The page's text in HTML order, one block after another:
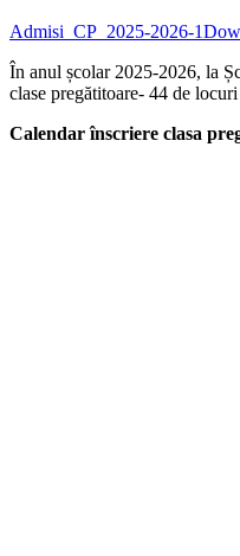
Admisi_CP_2025-2026-1
În anul școlar 2025-2026, la
clase pregătitoare- 44 de locuri
Calendar înscriere clasa